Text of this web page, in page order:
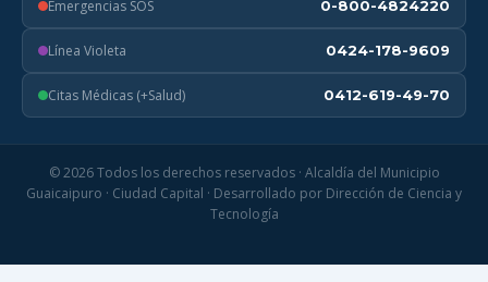
Emergencias SOS 0-800-4824220
Línea Violeta 0424-178-9609
Citas Médicas (+Salud) 0412-619-49-70
© 2026 Todos los derechos reservados · Alcaldía del Municipio
Guaicaipuro · Ciudad Capital · Desarrollado por Dirección de Ciencia y
Tecnología